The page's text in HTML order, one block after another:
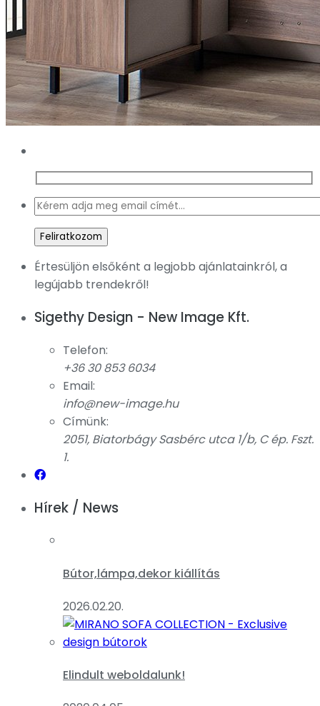
Értesüljön elsőként a legjobb ajánlatainkról, a
legújabb trendekről!
Sigethy Design - New Image Kft.
Telefon:
+36 30 853 6034
Email:
info@new-image.hu
Címünk:
2051, Biatorbágy Sasbérc utca 1/b, C ép. Fszt.
1.
Hírek / News
Bútor,lámpa,dekor kiállítás
2026.02.20.
Elindult weboldalunk!